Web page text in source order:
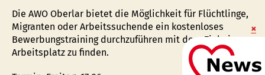
Die AWO Oberlar bietet die Möglichkeit für Flüchtlinge,
Migranten oder Arbeitssuchende ein kostenloses
Bewerbungstraining durchzuführen mit dem Ziel einen
Arbeitsplatz zu finden.